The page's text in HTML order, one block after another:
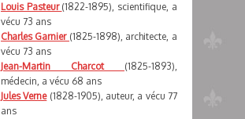
Louis Pasteur (1822-1895), scientifique, a
vécu 73 ans
Charles Garnier (1825-1898), architecte, a
vécu 73 ans
Jean-Martin Charcot (1825-1893),
médecin, a vécu 68 ans
Jules Verne(1828-1905), auteur, a vécu 77
ans